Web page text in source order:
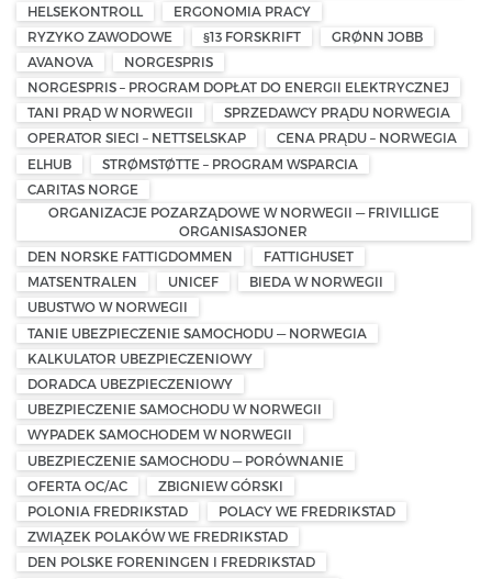
HELSEKONTROLL
ERGONOMIA PRACY
RYZYKO ZAWODOWE
§13 FORSKRIFT
GRØNN JOBB
AVANOVA
NORGESPRIS
NORGESPRIS – PROGRAM DOPŁAT DO ENERGII ELEKTRYCZNEJ
TANI PRĄD W NORWEGII
SPRZEDAWCY PRĄDU NORWEGIA
OPERATOR SIECI – NETTSELSKAP
CENA PRĄDU – NORWEGIA
ELHUB
STRØMSTØTTE – PROGRAM WSPARCIA
CARITAS NORGE
ORGANIZACJE POZARZĄDOWE W NORWEGII — FRIVILLIGE
ORGANISASJONER
DEN NORSKE FATTIGDOMMEN
FATTIGHUSET
MATSENTRALEN
UNICEF
BIEDA W NORWEGII
UBUSTWO W NORWEGII
TANIE UBEZPIECZENIE SAMOCHODU — NORWEGIA
KALKULATOR UBEZPIECZENIOWY
DORADCA UBEZPIECZENIOWY
UBEZPIECZENIE SAMOCHODU W NORWEGII
WYPADEK SAMOCHODEM W NORWEGII
UBEZPIECZENIE SAMOCHODU — PORÓWNANIE
OFERTA OC/AC
ZBIGNIEW GÓRSKI
POLONIA FREDRIKSTAD
POLACY WE FREDRIKSTAD
ZWIĄZEK POLAKÓW WE FREDRIKSTAD
DEN POLSKE FORENINGEN I FREDRIKSTAD